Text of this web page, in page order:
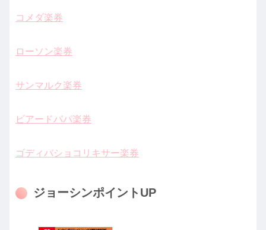
コメダ楽券
ローソン楽券
サンマルク楽券
ビアードパパ楽券
ゴディバショコリキサー楽券
ジョーシンポイントUP